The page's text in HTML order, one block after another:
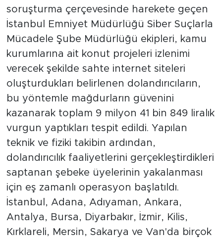
soruşturma çerçevesinde harekete geçen
İstanbul Emniyet Müdürlüğü Siber Suçlarla
Mücadele Şube Müdürlüğü ekipleri, kamu
kurumlarına ait konut projeleri izlenimi
verecek şekilde sahte internet siteleri
oluşturdukları belirlenen dolandırıcıların,
bu yöntemle mağdurların güvenini
kazanarak toplam 9 milyon 41 bin 849 liralık
vurgun yaptıkları tespit edildi. Yapılan
teknik ve fiziki takibin ardından,
dolandırıcılık faaliyetlerini gerçekleştirdikleri
saptanan şebeke üyelerinin yakalanması
için eş zamanlı operasyon başlatıldı.
İstanbul, Adana, Adıyaman, Ankara,
Antalya, Bursa, Diyarbakır, İzmir, Kilis,
Kırklareli, Mersin, Sakarya ve Van'da birçok